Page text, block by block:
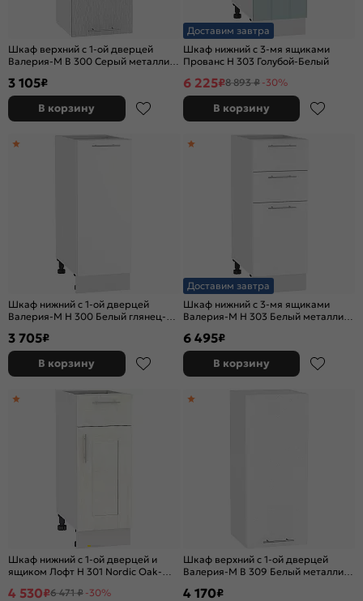
Шкаф верхний с 1-ой дверцей
Валерия-М В 300 Серый металлик
3 105₽
В корзину
Доставим завтра
Шкаф нижний с 3-мя ящиками
Прованс Н 303 Голубой-Белый
6 225₽8 893 ₽ -30%
В корзину
Шкаф нижний с 1-ой дверцей
Валерия-М Н 300 Белый глянец-
3 705₽
В корзину
Доставим завтра
Шкаф нижний с 3-мя ящиками
Валерия-М Н 303 Белый металлик-
6 495₽
В корзину
Шкаф нижний с 1-ой дверцей и
ящиком Лофт Н 301 Nordic Oak-
4 530₽6 471 ₽ -30%
Шкаф верхний с 1-ой дверцей
Валерия-М В 309 Белый металлик-
4 170₽